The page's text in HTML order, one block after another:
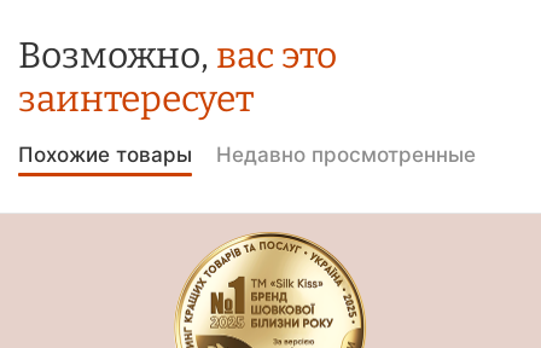
Возможно, вас это
заинтересует
Похожие товары Недавно просмотренные